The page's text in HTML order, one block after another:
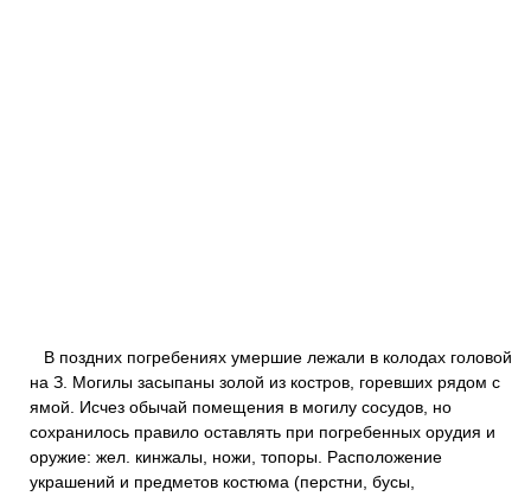
В поздних погребениях умершие лежали в колодах головой
на З. Могилы засыпаны золой из костров, горевших рядом с
ямой. Исчез обычай помещения в могилу сосудов, но
сохранилось правило оставлять при погребенных орудия и
оружие: жел. кинжалы, ножи, топоры. Расположение
украшений и предметов костюма (перстни, бусы,